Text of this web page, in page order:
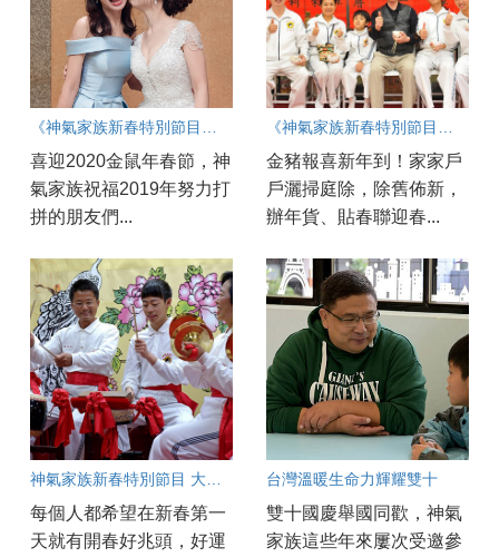
喜迎2020金鼠年春節，神
氣家族祝福2019年努力打
拼的朋友們...
金豬報喜新年到！家家戶
戶灑掃庭除，除舊佈新，
辦年貨、貼春聯迎春...
神氣家族新春特別節目 大年初一《迎春接福》興旺一整年
每個人都希望在新春第一
天就有開春好兆頭，好運
台灣溫暖生命力輝耀雙十
雙十國慶舉國同歡，神氣
家族這些年來屢次受邀參